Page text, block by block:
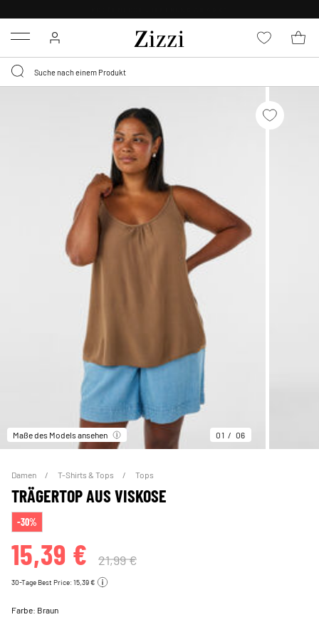
Menu
Maße des Models ansehen 01 06
Damen T-Shirts & Tops Tops
TRÄGERTOP AUS VISKOSE
-30%
15,39 € 21,99 €
30-Tage Best Price: 15,39 €
Farbe: Braun